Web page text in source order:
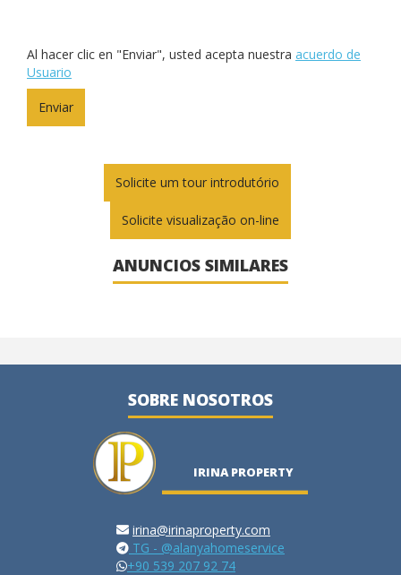
Al hacer clic en "Enviar", usted acepta nuestra acuerdo de
Usuario
Solicite um tour introdutório
Solicite visualização on-line
ANUNCIOS SIMILARES
SOBRE NOSOTROS
IRINA PROPERTY
irina@irinaproperty.com
TG - @alanyahomeservice
+90 539 207 92 74